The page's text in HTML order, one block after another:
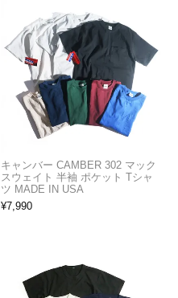
キャンバー CAMBER 302 マック
スウェイト 半袖 ポケット Tシャ
ツ MADE IN USA
¥7,990